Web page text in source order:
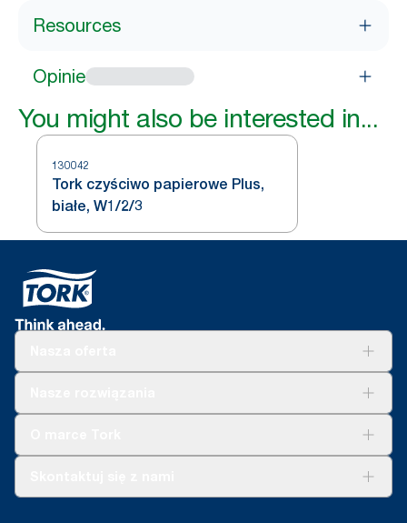
Resources
Opinie
You might also be interested in...
130042
Tork czyściwo papierowe Plus,
białe, W1/2/3